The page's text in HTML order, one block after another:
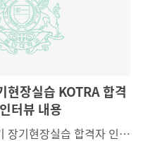
장실습 KOTRA 합격
터뷰 내용
아래는 2024-2학기 장기현장실습 합격자 인터뷰 내용입니다.물리학과 학생들에게 도움이 될 것 같아 학과 게시판을 통해 소식 공유해드립니다:)!늘 밝게 빛날 여러분의 미래를 응원합니다! ( ﾉ・∀・)ﾉ ✧•́°-------------------------------------------------------------------------------------------------------우선 저는 국내에 위치한 대한무역투자진흥공사(Kotra)에 장기현장실습을 지원하였습니다.1) KOTRA 장기인턴십 소개 (하는 업무, 선발 절차, 등): 이 부분은 아직 제가 현장실습을 진행하지 않아 정확히는 모르지만 알아본 바로 설명 드리겠습니다. 대한무역투자진흥공사에서 중견-중소 기업의 (반도체 소부장 관련) 수출 수입 관련해서 지원 또는 컨설팅 업무로 알고 있습니다. 세부적으로는 기업서, 구매직무 또는 SCM직무와 관련있다고 생각이 듭니다. (필드 엔지니어와는 거리가 멀다 생각이 듭니다.)[장기인턴십 업무]1.반도체 관련 기업 발굴 또는 바이어 매칭 상담지원 업무 2.블룸버그 및 아브람스 (경제무역 데이터 플랫폼)을 활용한 해외 대체공급선 발굴 3. 수입처 다변화 사업 및 공급망 컨설팅 지원 업무가 있습니다. 예를 들어 일본 수출 규제 사례서 큰 역할을 하는 것으로 이해하고 있습니다.코트라-산업통상자원부(일본수출규제사례) [KOTRA의 주무기관이 산업통상자원부이므로 엮여있다고 생각이 들어 링크 첨부하였습니다.][선발 절차]Uoasis 장기현장실습 (울산대학교 장기현장실습지원센터 홈페이지)에서 신청 후 서류 전형 -> 면접 전형 -> 최종합격 통보 입니다. 또한 24주(6개월) 장기현장실습이라면 전공학점 대신 현장실습으로 (14학점)을 얻을 수 있어 수업을 못 듣는 것에 대한 걱정도 없어 좋은 경험인 것 같습니다. 2) 합격 팁 EX) 자기 소개서에 무엇을 강조했는지, 이런 경험이 도움이 되었다 등자기소개서 에서는 일관된 반도체 관련 팀 프로젝트 에서 의 팀워크 또는 문제해결 등을 강조했습니다. 특히 교수님 의 반도체 분석 및 실험 과목에서 의 '팀 프로젝트'관련해서 경험이 있다 보니 이야기를 할 수 있는 것들이 많아 도움이 되었던 것 같습니다. 또한 연구실 생활을 하면서 무언가 시도하도록 도와 주셨던 것들이 경험적으로 매우 컸습니다.3) 향후 자신의 계획 장기현장실습을 진행하면서 당장은 영어공부를 우선 해야할것 같습니다. 지금은 반도체 관련 공정,장비 회사로도 가고싶고, 또한 세부적으로는 자동차 반도체용 회사에서 구매직무에(NXP,TI,인피니언,르네사스 등) 가고싶다는 막연한 생각이 듭니다만, 현장실습을 진행하면서 우선 경험을 해보고 나중에 가능하다면 대학원에 진학을 하고 싶은 마음도 있어 신중한 선택을 해야할 것 같습니다.4) 기타저는 우선 반도체와 큰 관련이 있는 장기현장실습도 아니고 채용연계도 전혀 아닙니다. 그래서 누구에게 이런 이야기를 드리기가 조금은 부끄럽습니다.다만 제가 생각했던 점은 반도체 관련 R&D 장기현장실습은 어렵기도 하고, 전무한 것으로 알고 있습니다(울산에서는 더더욱), 학교에서도 직무와 관련된 교육이나 실습을 많이 진행하지만 더 많은 직무와 관련된 기회(팀 프로젝트, 산학 협력형 프로젝트)가 생기면 (물리학과 후배들)이 더 많은 경험을 가지고 갈 수 있지 않을까 생각이 듭니다.